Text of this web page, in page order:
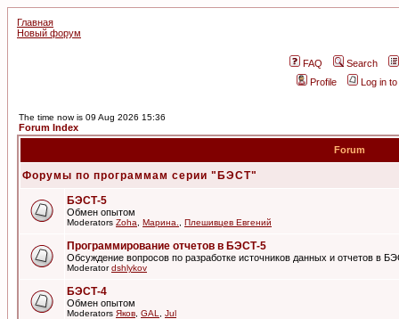
Главная
Новый форум
FAQ
Search
Profile
Log in
The time now is 09 Aug 2026 15:36
Forum Index
Forum
Форумы по программам серии "БЭСТ"
БЭСТ-5
Обмен опытом
Moderators Zoha Марина. Плешивцев Евгений
Программирование отчетов в БЭСТ-5
Обсуждение вопросов по разработке источников данных и отчетов в
Moderatordshlykov
БЭСТ-4
Обмен опытом
Moderators Яков GAL Jul